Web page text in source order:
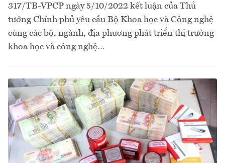
317/TB-VPCP ngày 5/10/2022 kết luận của Thủ
tướng Chính phủ yêu cầu Bộ Khoa học và Công nghệ
cùng các bộ, ngành, địa phương phát triển thị trường
khoa học và công nghệ…